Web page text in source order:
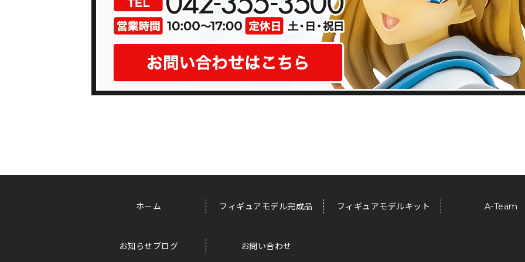
ホーム フィギュアモデル完成品 フィギュアモデルキット A-Team
お知らせブログ お問い合わせ